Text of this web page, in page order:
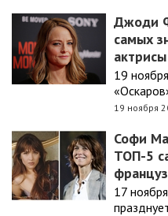
Джоди
самых
актрисы
19
19 ноября
Софи
ТОП-5
17